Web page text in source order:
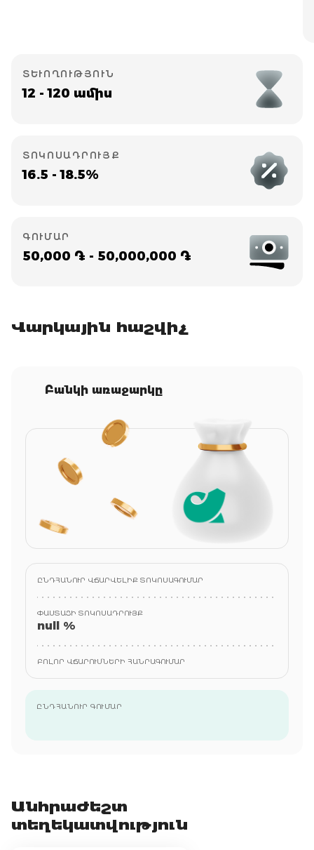
ՏԵՒՈՂՈՒԹՅՈՒՆ
12 - 120 ամիս
ՏՈԿՈՍԱԴՐՈՒՅՔ
16.5 - 18.5%
ԳՈՒՄԱՐ
50,000 ֏ - 50,000,000 ֏
Վարկային հաշվիչ
Բանկի առաջարկը
ԸՆԴՀԱՆՈՒՐ ՎՃԱՐՎԵԼԻՔ ՏՈԿՈՍԱԳՈՒՄԱՐ
ՓԱՍՏԱՑԻ ՏՈԿՈՍԱԴՐՈՒՅՔ
null %
ԲՈԼՈՐ ՎՃԱՐՈՒՄՆԵՐԻ ՀԱՆՐԱԳՈՒՄԱՐ
ԸՆԴՀԱՆՈՒՐ ԳՈՒՄԱՐ
Անհրաժեշտ
տեղեկատվություն